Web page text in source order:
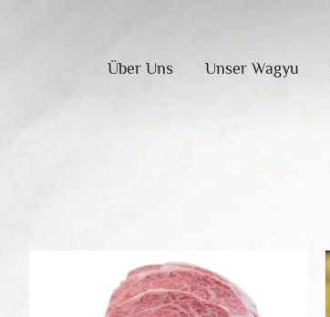
Über Uns Unser Wagyu